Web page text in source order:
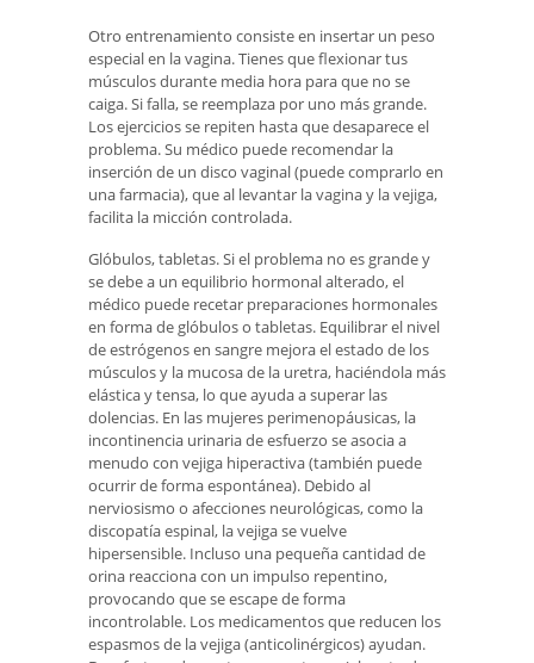
Otro entrenamiento consiste en insertar un peso
especial en la vagina. Tienes que flexionar tus
músculos durante media hora para que no se
caiga. Si falla, se reemplaza por uno más grande.
Los ejercicios se repiten hasta que desaparece el
problema. Su médico puede recomendar la
inserción de un disco vaginal (puede comprarlo en
una farmacia), que al levantar la vagina y la vejiga,
facilita la micción controlada.
Glóbulos, tabletas. Si el problema no es grande y
se debe a un equilibrio hormonal alterado, el
médico puede recetar preparaciones hormonales
en forma de glóbulos o tabletas. Equilibrar el nivel
de estrógenos en sangre mejora el estado de los
músculos y la mucosa de la uretra, haciéndola más
elástica y tensa, lo que ayuda a superar las
dolencias. En las mujeres perimenopáusicas, la
incontinencia urinaria de esfuerzo se asocia a
menudo con vejiga hiperactiva (también puede
ocurrir de forma espontánea). Debido al
nerviosismo o afecciones neurológicas, como la
discopatía espinal, la vejiga se vuelve
hipersensible. Incluso una pequeña cantidad de
orina reacciona con un impulso repentino,
provocando que se escape de forma
incontrolable. Los medicamentos que reducen los
espasmos de la vejiga (anticolinérgicos) ayudan.